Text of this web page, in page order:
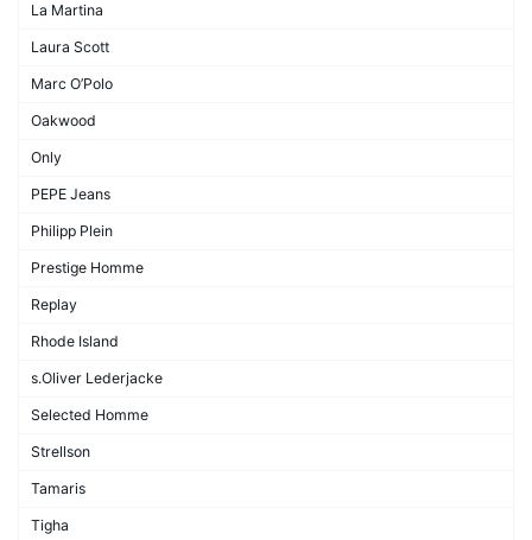
La Martina
Laura Scott
Marc O’Polo
Oakwood
Only
PEPE Jeans
Philipp Plein
Prestige Homme
Replay
Rhode Island
s.Oliver Lederjacke
Selected Homme
Strellson
Tamaris
Tigha